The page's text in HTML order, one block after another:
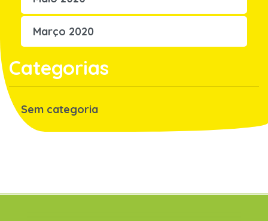
Março 2020
Categorias
Sem categoria